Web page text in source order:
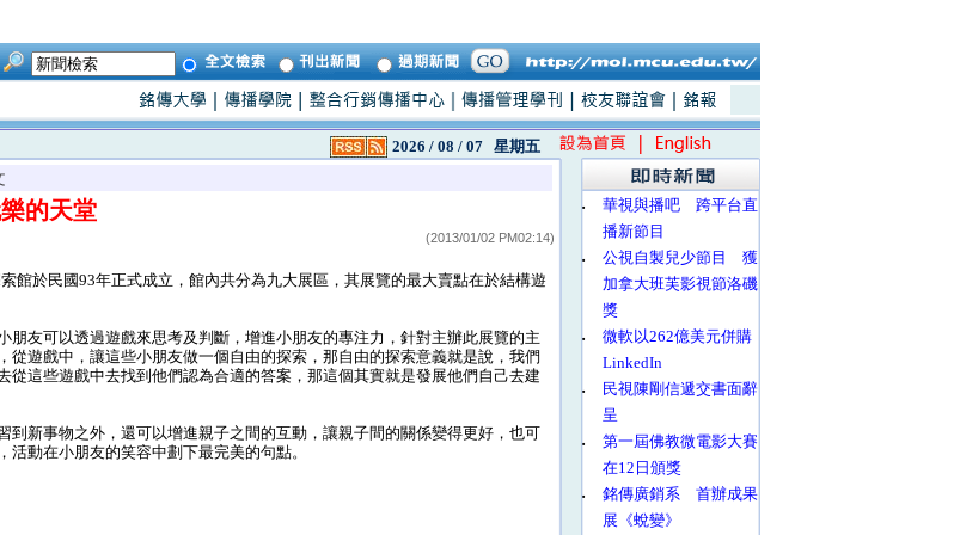
2026 / 08 / 07 星期五
的天堂
(2013/01/02 PM02:14)
館於民國93年正式成立，館內共分為九大展區，其展覽的最大賣點在於結構遊
朋友可以透過遊戲來思考及判斷，增進小朋友的專注力，針對主辦此展覽的主
從遊戲中，讓這些小朋友做一個自由的探索，那自由的探索意義就是說，我們
從這些遊戲中去找到他們認為合適的答案，那這個其實就是發展他們自己去建
到新事物之外，還可以增進親子之間的互動，讓親子間的關係變得更好，也可
動在小朋友的笑容中劃下最完美的句點。
‧
華視與播吧 跨平台直
播新節目
‧
公視自製兒少節目 獲
加拿大班芙影視節洛磯
獎
‧
微軟以262億美元併購
LinkedIn
‧
民視陳剛信遞交書面辭
呈
‧
第一屆佛教微電影大賽
在12日頒獎
‧
銘傳廣銷系 首辦成果
展《蛻變》